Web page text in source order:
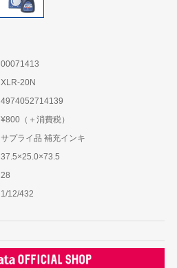
00071413
XLR-20N
4974052714139
¥800（＋消費税）
サプライ品 補充インキ
37.5×25.0×73.5
28
1/12/432